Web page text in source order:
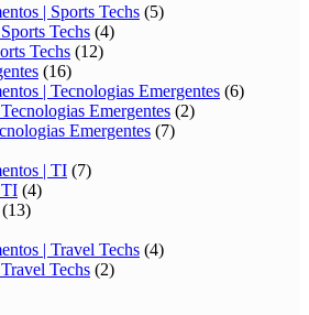
| Sports Techs (5)
Techs (4)
Techs (12)
(16)
| Tecnologias Emergentes (6)
Emergentes (2)
Emergentes (7)
| TI (7)
TI (4)
(13)
| Travel Techs (4)
Techs (2)